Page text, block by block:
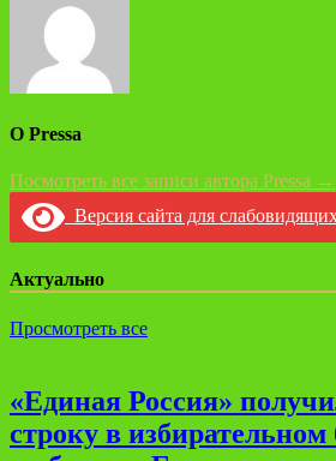
О Pressa
Посмотреть все записи автора Pressa →
Версия сайта для
Актуально
Просмотреть все
«Единая Россия»
строку в